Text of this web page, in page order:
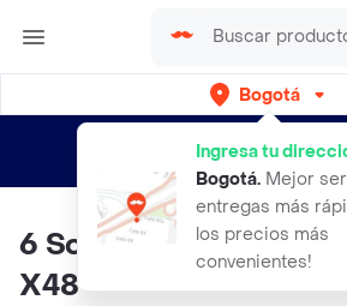
Bogotá
Ingresa tu
Bogotá. Mejor
entregas más
los precios más
convenientes!
envíos gratis por semanas
6 Sobres De Cartas
X48